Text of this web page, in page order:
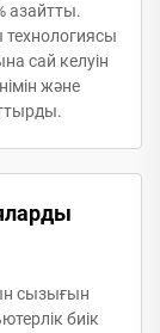
азайтты.
сай келуін
және
сызығын
биік